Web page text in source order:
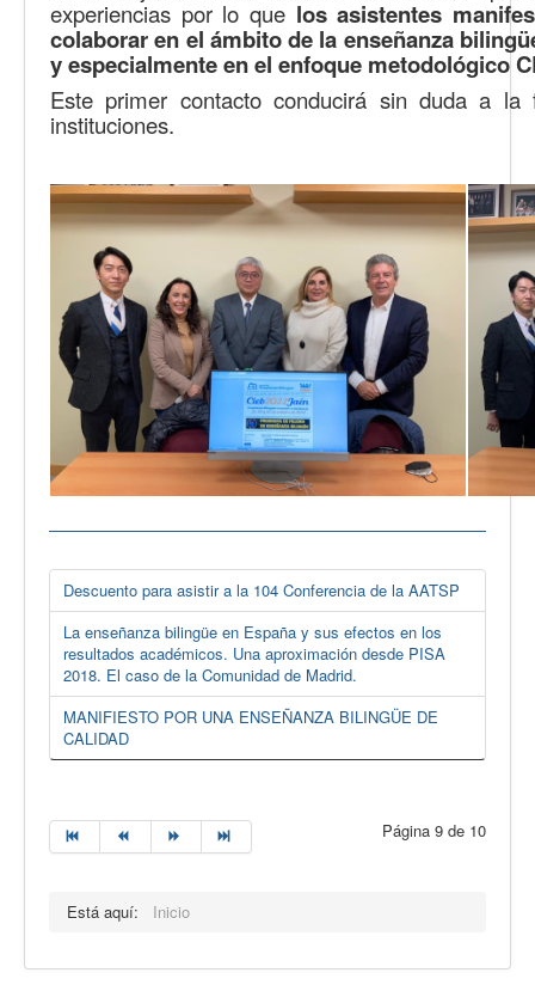
experiencias por lo que los asistentes
colaborar en el ámbito de la enseñanza
y especialmente en el enfoque metodológico
Este primer contacto conducirá sin duda a
instituciones.
Descuento para asistir a la 104 Conferencia de la AATSP
La enseñanza bilingüe en España y sus efectos en los
resultados académicos. Una aproximación desde PISA
2018. El caso de la Comunidad de Madrid.
MANIFIESTO POR UNA ENSEÑANZA BILINGÜE DE
CALIDAD
Página 9 de 10
Está aquí: Inicio